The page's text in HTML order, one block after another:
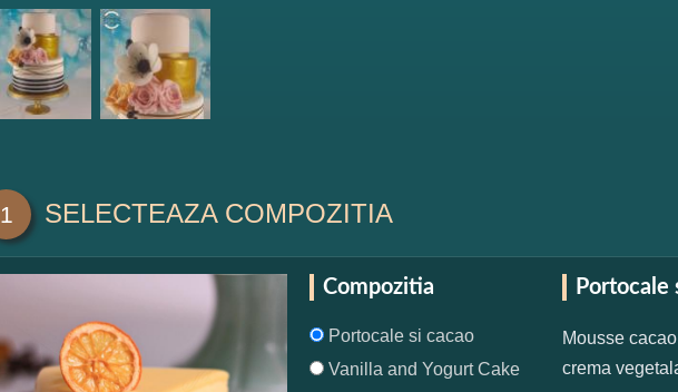
1 SELECTEAZA COMPOZITIA
Compozitia
Portocale si cacao
Vanilla and Yogurt Cake
Portocale
Mousse
crema